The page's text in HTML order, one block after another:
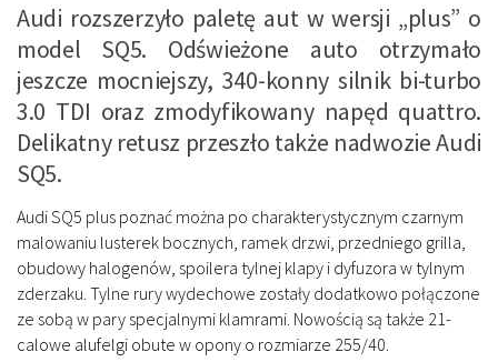
Audi rozszerzyło paletę aut w wersji „plus” o
model SQ5. Odświeżone auto otrzymało
jeszcze mocniejszy, 340-konny silnik bi-turbo
3.0 TDI oraz zmodyfikowany napęd quattro.
Delikatny retusz przeszło także nadwozie Audi
SQ5.
Audi SQ5 plus poznać można po charakterystycznym czarnym
malowaniu lusterek bocznych, ramek drzwi, przedniego grilla,
obudowy halogenów, spoilera tylnej klapy i dyfuzora w tylnym
zderzaku. Tylne rury wydechowe zostały dodatkowo połączone
ze sobą w pary specjalnymi klamrami. Nowością są także 21-
calowe alufelgi obute w opony o rozmiarze 255/40.